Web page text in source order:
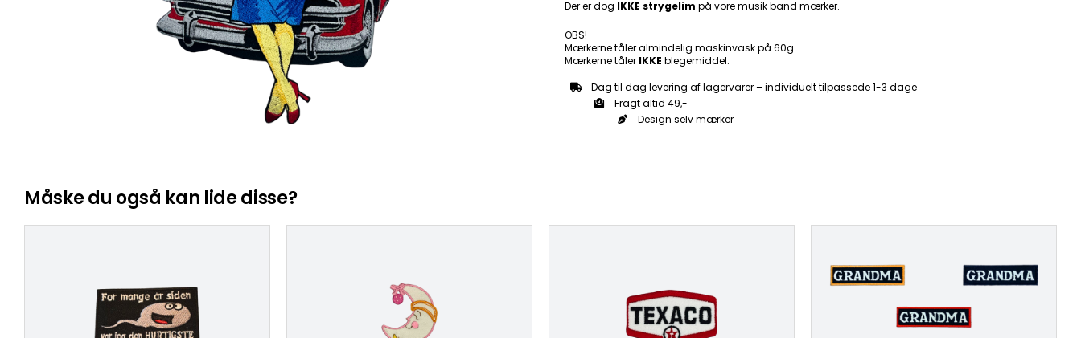
antal
Der er dog IKKE strygelim på vore musik band mærker.
OBS!
Mærkerne tåler almindelig maskinvask på 60g.
Mærkerne tåler IKKE blegemiddel.
Dag til dag levering af lagervarer – individuelt tilpassede 1-3 dage
Fragt altid 49,-
Design selv mærker
Måske du også kan lide disse?